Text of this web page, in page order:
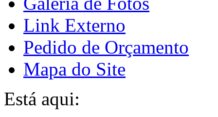
Link Externo
Pedido de Orçamento
Mapa do Site
Está aqui: